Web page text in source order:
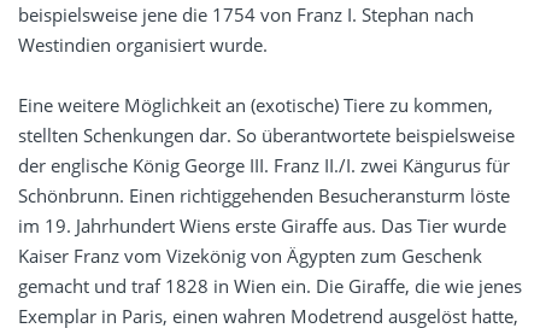
beispielsweise jene die 1754 von Franz I. Stephan nach
Westindien organisiert wurde.
Eine weitere Möglichkeit an (exotische) Tiere zu kommen,
stellten Schenkungen dar. So überantwortete beispielsweise
der englische König George III. Franz II./I. zwei Kängurus für
Schönbrunn. Einen richtiggehenden Besucheransturm löste
im 19. Jahrhundert Wiens erste Giraffe aus. Das Tier wurde
Kaiser Franz vom Vizekönig von Ägypten zum Geschenk
gemacht und traf 1828 in Wien ein. Die Giraffe, die wie jenes
Exemplar in Paris, einen wahren Modetrend ausgelöst hatte,